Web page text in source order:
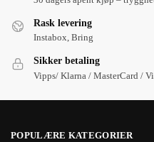
Rask levering
Instabox, Bring
Sikker betaling
Vipps/ Klarna / MasterCard /
POPULÆRE KATEGORIER